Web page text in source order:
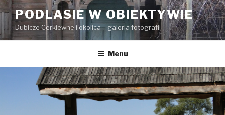
Przeskocz
treści
PODLASIE W OBIEKTYWIE
Dubicze Cerkiewne i okolica – galeria fotografii
Menu